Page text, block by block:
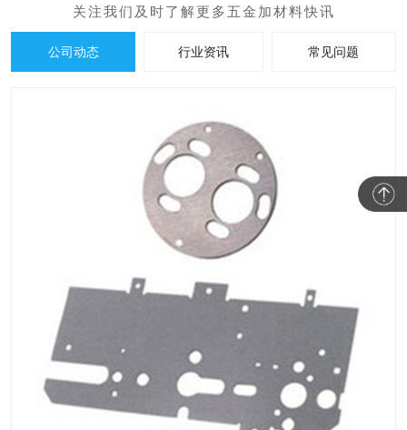
公司动态 行业资讯 常见问题